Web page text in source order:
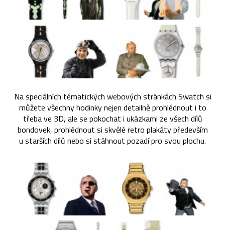
Na speciálních tématických webových stránkách Swatch si
můžete všechny hodinky nejen detailně prohlédnout i to
třeba ve 3D, ale se pokochat i ukázkami ze všech dílů
bondovek, prohlédnout si skvělé retro plakáty především
u starších dílů nebo si stáhnout pozadí pro svou plochu.